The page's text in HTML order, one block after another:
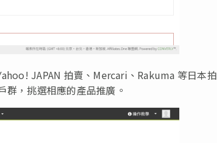
JAPAN 拍賣、Mercari、Rakuma 等日本拍
群，挑選相應的產品推廣。